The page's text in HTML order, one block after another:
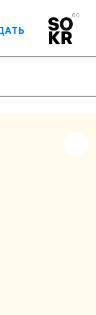
6.0